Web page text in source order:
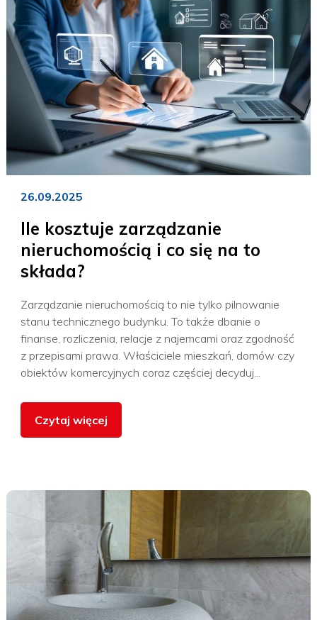
26.09.2025
Ile kosztuje zarządzanie
nieruchomością i co się na to
składa?
Zarządzanie nieruchomością to nie tylko pilnowanie
stanu technicznego budynku. To także dbanie o
finanse, rozliczenia, relacje z najemcami oraz zgodność
z przepisami prawa. Właściciele mieszkań, domów czy
obiektów komercyjnych coraz częściej decyduj...
Czytaj więcej